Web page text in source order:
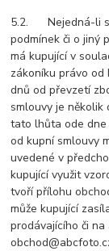
5.2. Nejedná-li
podmínek či o jiný
má kupující v
zákoníku právo
dnů od převzetí
smlouvy je několik
tato lhůta ode dne
od kupní smlouvy
uvedené v
kupující využit
tvoří přílohu
může kupující
prodávajícího či